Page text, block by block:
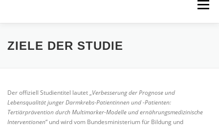
Menü
DIE STUDIE DOKUMENTE
ZIELE DER STUDIE
Der offiziell Studientitel lautet „Verbesserung der Prognose und
Lebensqualität junger Darmkrebs-Patientinnen und -Patienten:
Tertiärprävention durch Multimarker-Modelle und ernährungsmedizinische
Interventionen“ und wird vom Bundesministerium für Bildung und